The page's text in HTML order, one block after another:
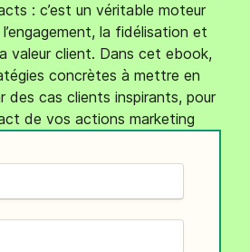
: c’est un véritable moteur
l’engagement, la fidélisation et
valeur client. Dans cet ebook,
concrètes à mettre en
des cas clients inspirants, pour
de vos actions marketing